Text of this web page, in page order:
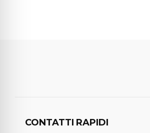
CONTATTI RAPIDI